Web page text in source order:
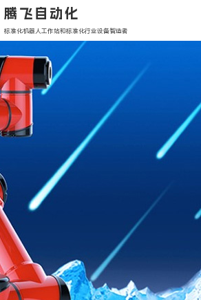
腾飞自动化
标准化机器人工作站和标准化行业设备智造者